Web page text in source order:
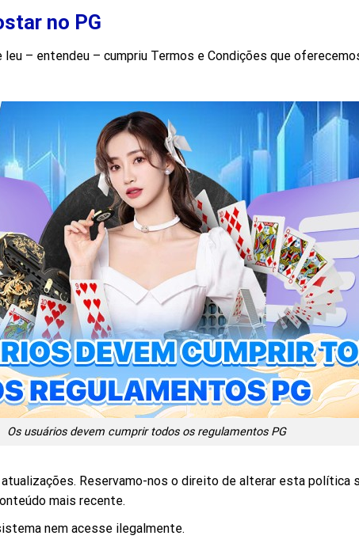
no PG
leu – entendeu – cumpriu Termos e Condições que
Os usuários devem cumprir todos os regulamentos PG
Reservamo-nos o direito de alterar esta política
mais recente.
nem acesse ilegalmente.